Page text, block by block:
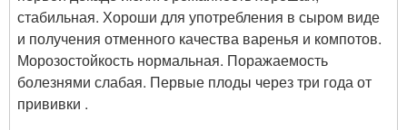
стабильная. Хороши для употребления в сыром виде
и получения отменного качества варенья и компотов.
Морозостойкость нормальная. Поражаемость
болезнями слабая. Первые плоды через три года от
прививки .